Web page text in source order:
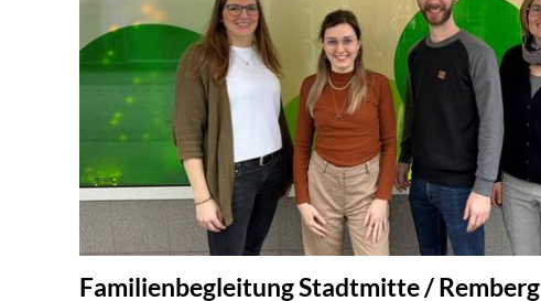
Familienbegleitung Stadtmitte / Remberg